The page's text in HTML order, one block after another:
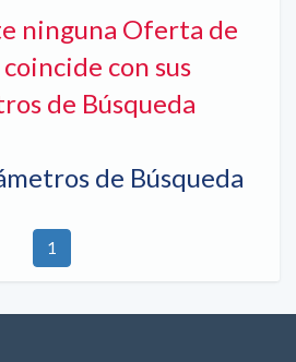
ninguna Oferta de
con sus
de Búsqueda
de Búsqueda
1